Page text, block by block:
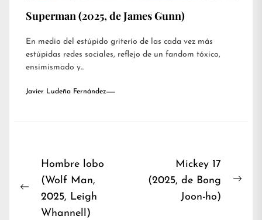
Superman (2025, de James Gunn)
En medio del estúpido griterío de las cada vez más
estúpidas redes sociales, reflejo de un fandom tóxico,
ensimismado y...
Javier Ludeña Fernández
Navegación
de
entradas
Previous
Hombre lobo
(Wolf Man,
2025, Leigh
Whannell)
Mickey 17
(2025, de Bong
Joon-ho)